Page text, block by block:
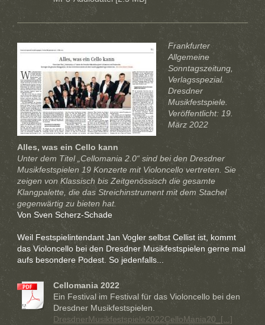
Frankfurter
Allgemeine
Sonntagszeitung,
Verlagsspezial.
Dresdner
Musikfestspiele.
Veröffentlicht: 19.
März 2022
Alles, was ein Cello kann
Unter dem Titel „Cellomania 2.0“ sind bei den Dresdner
Musikfestspielen 19 Konzerte mit Violoncello vertreten. Sie
zeigen von Klassisch bis Zeitgenössisch die gesamte
Klangpalette, die das Streichinstrument mit dem Stachel
gegenwärtig zu bieten hat.
Von Sven Scherz-Schade
Weil Festspielintendant Jan Vogler selbst Cellist ist, kommt
das Violoncello bei den Dresdner Musikfestspielen gerne mal
aufs besondere Podest. So jedenfalls...
Cellomania 2022
Ein Festival im Festival für das Violoncello bei den
Dresdner Musikfestspielen.
DresdnerMusikfestspiele2022CelloMania20_[...]